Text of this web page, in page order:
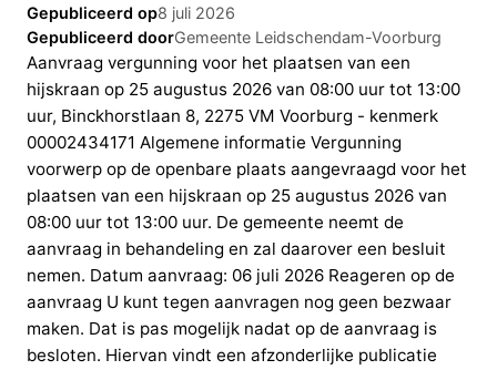
Gepubliceerd op8 juli 2026
Gepubliceerd doorGemeente Leidschendam-Voorburg
Aanvraag vergunning voor het plaatsen van een
hijskraan op 25 augustus 2026 van 08:00 uur tot 13:00
uur, Binckhorstlaan 8, 2275 VM Voorburg - kenmerk
00002434171 Algemene informatie Vergunning
voorwerp op de openbare plaats aangevraagd voor het
plaatsen van een hijskraan op 25 augustus 2026 van
08:00 uur tot 13:00 uur. De gemeente neemt de
aanvraag in behandeling en zal daarover een besluit
nemen. Datum aanvraag: 06 juli 2026 Reageren op de
aanvraag U kunt tegen aanvragen nog geen bezwaar
maken. Dat is pas mogelijk nadat op de aanvraag is
besloten. Hiervan vindt een afzonderlijke publicatie